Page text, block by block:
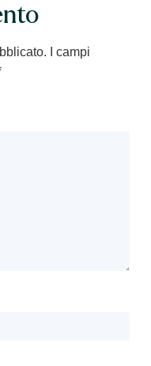
I campi